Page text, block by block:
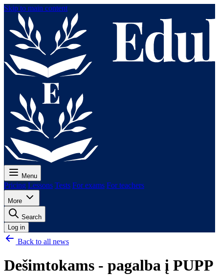
Skip to main content
Menu
Pricing Lessons Tests For exams For teachers
More
Search
Log in
Back to all news
Dešimtokams - pagalba į PUPP